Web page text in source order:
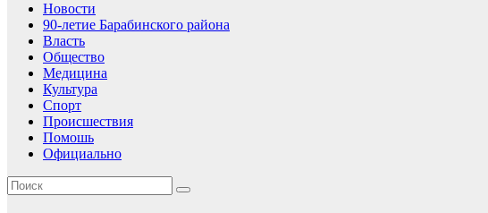
Новости
90-летие Барабинского района
Власть
Общество
Медицина
Культура
Спорт
Происшествия
Помошь
Официально